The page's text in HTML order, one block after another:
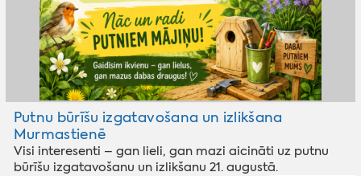
Putnu būrīšu izgatavošana un izlikšana
Murmastienē
Visi interesenti – gan lieli, gan mazi aicināti uz putnu
būrīšu izgatavošanu un izlikšanu 21. augustā.